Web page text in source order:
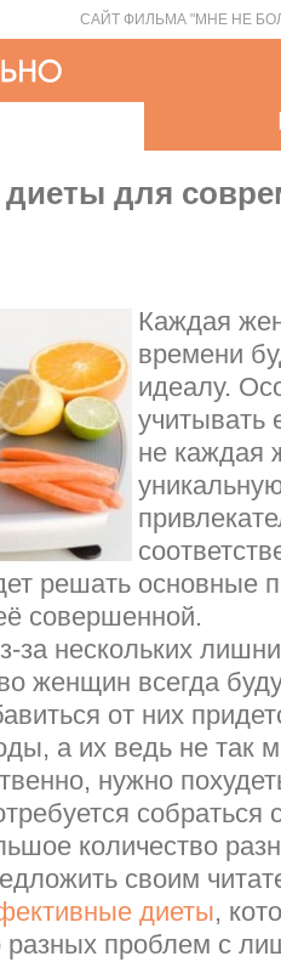
САЙТ ФИЛЬМА "МНЕ НЕ
для
Каждая
времени
идеалу.
учитывать
не каждая
решать основные
совершенной.
за нескольких
женщин всегда
от них
а их ведь не так
нужно
собраться
количество
своим
диеты,
разных проблем с